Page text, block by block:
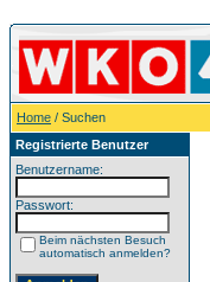
Home / Suchen
Registrierte Benutzer
Benutzername:
Passwort:
Beim nächsten Besuch
automatisch anmelden?